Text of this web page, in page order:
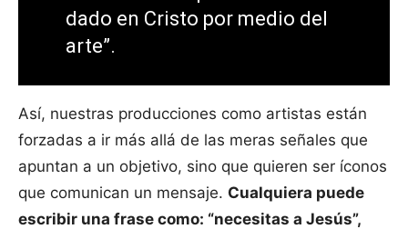
dado en Cristo por medio del
arte”.
Así, nuestras producciones como artistas están
forzadas a ir más allá de las meras señales que
apuntan a un objetivo, sino que quieren ser íconos
que comunican un mensaje. Cualquiera puede
escribir una frase como: “necesitas a Jesús”,